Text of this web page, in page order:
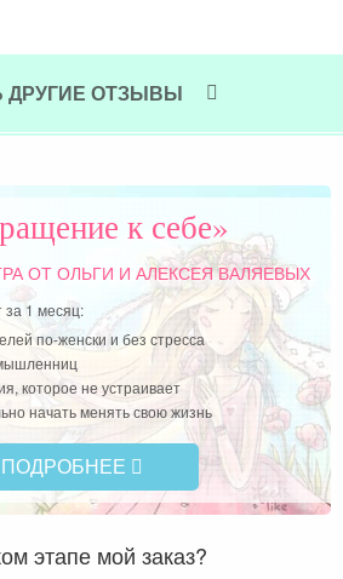
ДРУГИЕ ОТЗЫВЫ
к себе»
ОТ ОЛЬГИ И АЛЕКСЕЯ ВАЛЯЕВЫХ
1 месяц:
по-женски и без стресса
которое не устраивает
начать менять свою жизнь
ПОДРОБНЕЕ
этапе мой заказ?